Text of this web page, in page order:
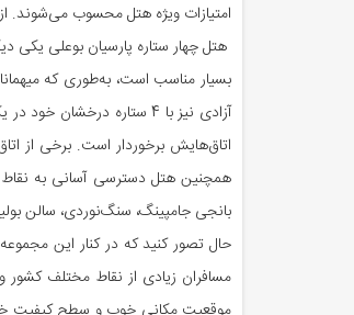
امتیازات ویژه هتل محسوب می‌شوند.
هتل چهار ستاره پارسیان بوعلی
بسیار مناسب است، به‌طوری که
آزادی نیز با 4 ستاره
اتاق‌هایش برخوردار است. برخی از
همچنین هتل دسترسی آسانی به نقاط
بانجی جامپینگ، سنگ‌نوردی، سالن
حال تصور کنید که در کنار این
مسافران زیادی از نقاط مختلف